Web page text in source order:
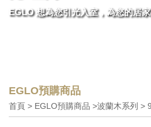
EGLO 想為您引光入室，為您的居家
EGLO預購商品
首頁 > EGLO預購商品 >波蘭木系列 >